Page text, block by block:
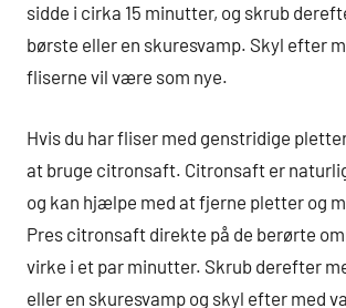
sidde i cirka 15 minutter, og skrub
børste eller en skuresvamp. Skyl efter
fliserne vil være som nye.
Hvis du har fliser med genstridige
at bruge citronsaft. Citronsaft er
og kan hjælpe med at fjerne pletter og
Pres citronsaft direkte på de berørte
virke i et par minutter. Skrub derefter
eller en skuresvamp og skyl efter med